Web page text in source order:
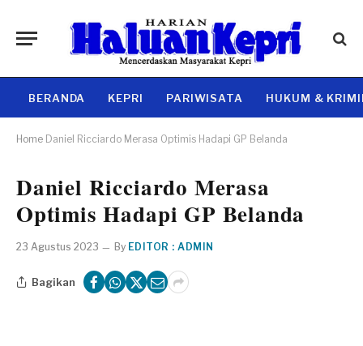
BERANDA KEPRI PARIWISATA HUKUM &
Home Daniel Ricciardo Merasa Optimis Hadapi GP Belanda
Daniel Ricciardo Merasa
Optimis Hadapi GP Belanda
23 Agustus 2023 By EDITOR : ADMIN
Bagikan